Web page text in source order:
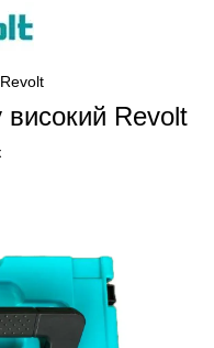
високий Revolt